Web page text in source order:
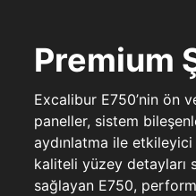
Premium
Excalibur E750’nin ön
paneller, sistem
aydınlatma ile
kaliteli yüzey detayları
sağlayan E750,